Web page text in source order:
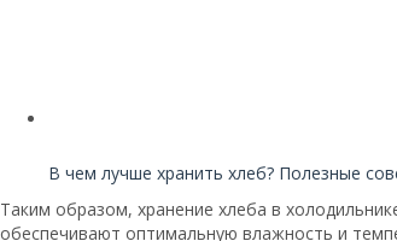
В чем лучше хранить хлеб? Полезные
Таким образом, хранение хлеба в
обеспечивают оптимальную влажность и